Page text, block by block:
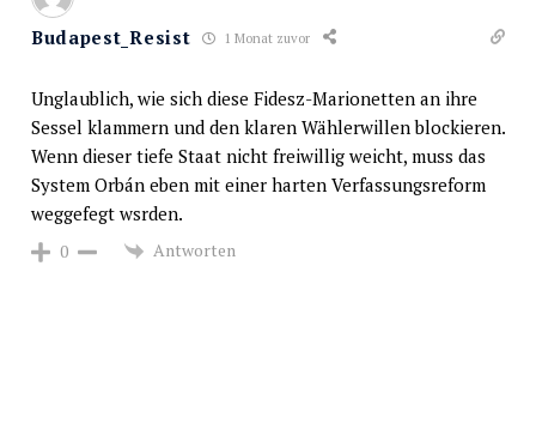
Budapest_Resist 1 Monat zuvor
Unglaublich, wie sich diese Fidesz-Marionetten an ihre
Sessel klammern und den klaren Wählerwillen blockieren.
Wenn dieser tiefe Staat nicht freiwillig weicht, muss das
System Orbán eben mit einer harten Verfassungsreform
weggefegt wsrden.
0 Antworten